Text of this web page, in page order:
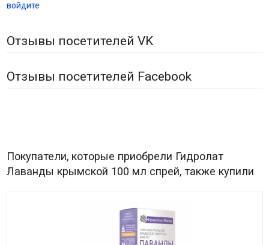
войдите
Отзывы посетителей VK
Отзывы посетителей Facebook
Покупатели, которые приобрели Гидролат
Лаванды крымской 100 мл спрей, также купили